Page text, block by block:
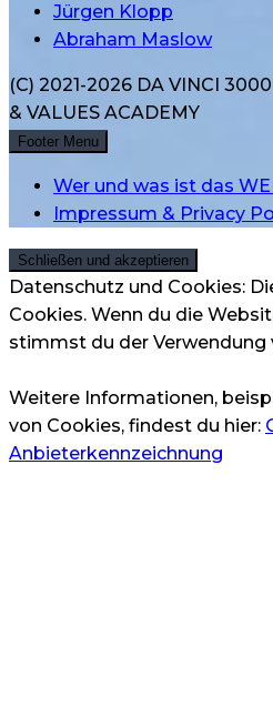
Jürgen Klopp
Abraham Maslow
(C) 2021-2026 DA VINCI
& VALUES ACADEMY
Footer Menu
Wer und was ist das
Impressum & Privacy
Datenschutz und Cookies:
Cookies. Wenn du die
stimmst du der Verwendung
Weitere Informationen,
von Cookies, findest du hier:
Anbieterkennzeichnung